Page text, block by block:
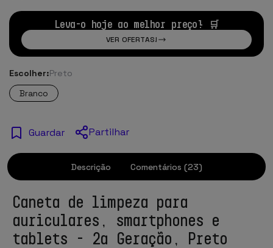
Leva-o hoje ao melhor preço! 🛒
VER OFERTAS!
Escolher:Preto
Branco
Guardar Partilhar
Descrição Comentários (23)
Caneta de limpeza para
auriculares, smartphones e
tablets - 2ª Geração, Preto